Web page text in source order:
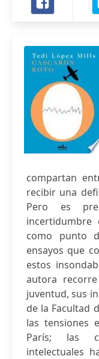
compartan
recibir una
Pero es
como punto
ensayos que
estos
autora
juventud, sus
de la Facultad
las tensiones
París; las
intelectuales